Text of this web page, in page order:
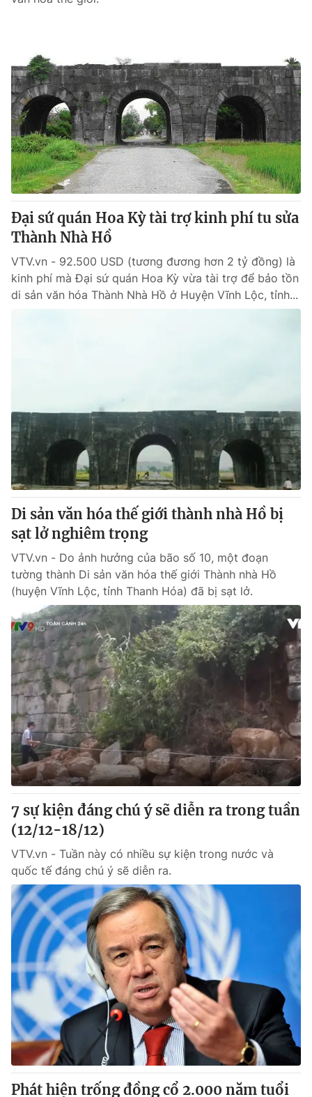
Photo
VTV Money VTV Thể thao
VTV Sức khoẻ Bất động sản
Thị trường 24h Tấm lòng Việt
VTV4 Vươn mình bằng AI
Liên hệ tòa soạn English
Cơ quan chủ quản:
Đài Truyền hình Việt Nam
Cơ quan báo chí:Thời báo VTV
Giấy phép hoạt động báo in và báo điện tử số 483/GP-BTTTT
cấp ngày 29/12/2023
Tổng Biên tập:Vũ Thanh Thủy
Phó Tổng Biên tập:Nguyễn Thị Mỹ Hạnh, Phạm Quốc Thắng,
Nguyễn Trọng Ninh
Tổng đài VTV: 024.38 355 931 - 024.38 355 932
Ðiện thoại Thời báo VTV: 024.66 897 897
Email:toasoan@vtv.vn
Liên hệ quảng cáo:024-7300.7108
® Cấm sao chép dưới mọi hình thức nếu không có sự chấp
thuận bằng văn bản. Ghi rõ nguồn VTV.vn khi phát hành lại
thông tin từ website này.
Đại sứ quán Hoa Kỳ tài trợ kinh phí tu sửa
Thành Nhà Hồ
VTV.vn - 92.500 USD (tương đương hơn 2 tỷ đồng) là
kinh phí mà Đại sứ quán Hoa Kỳ vừa tài trợ để bảo tồn
di sản văn hóa Thành Nhà Hồ ở Huyện Vĩnh Lộc, tỉnh...
Di sản văn hóa thế giới thành nhà Hồ bị
sạt lở nghiêm trọng
VTV.vn - Do ảnh hưởng của bão số 10, một đoạn
tường thành Di sản văn hóa thế giới Thành nhà Hồ
(huyện Vĩnh Lộc, tỉnh Thanh Hóa) đã bị sạt lở.
7 sự kiện đáng chú ý sẽ diễn ra trong tuần
(12/12-18/12)
VTV.vn - Tuần này có nhiều sự kiện trong nước và
quốc tế đáng chú ý sẽ diễn ra.
Phát hiện trống đồng cổ 2.000 năm tuổi